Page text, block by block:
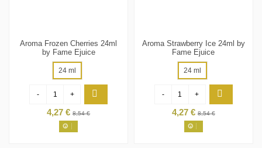
Aroma Frozen Cherries 24ml
by Fame Ejuice
24 ml
- +
4,27 €8,54 €
Aroma Strawberry Ice 24ml by
Fame Ejuice
24 ml
- +
4,27 €8,54 €